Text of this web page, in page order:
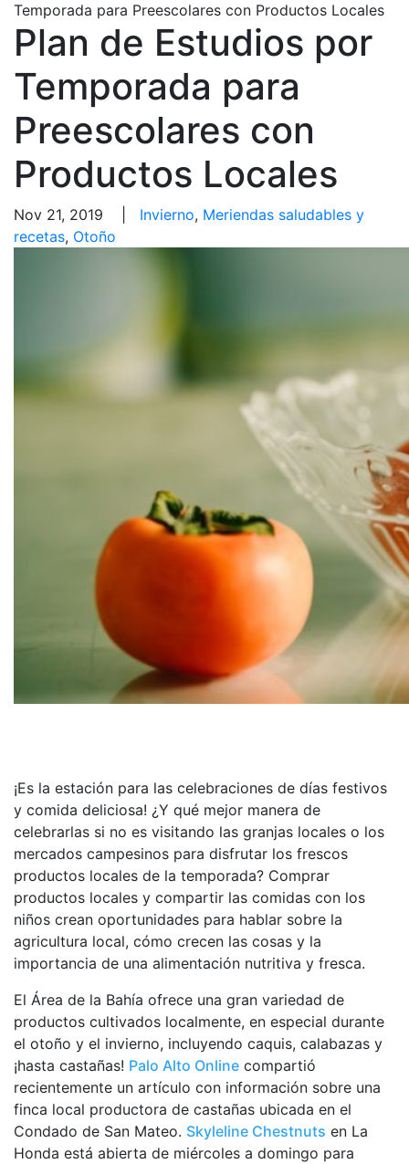
Temporada para Preescolares con Productos Locales
Plan de Estudios por
Temporada para
Preescolares con
Productos Locales
Nov 21, 2019 | Invierno, Meriendas saludables y
recetas, Otoño
¡Es la estación para las celebraciones de días festivos
y comida deliciosa! ¿Y qué mejor manera de
celebrarlas si no es visitando las granjas locales o los
mercados campesinos para disfrutar los frescos
productos locales de la temporada? Comprar
productos locales y compartir las comidas con los
niños crean oportunidades para hablar sobre la
agricultura local, cómo crecen las cosas y la
importancia de una alimentación nutritiva y fresca.
El Área de la Bahía ofrece una gran variedad de
productos cultivados localmente, en especial durante
el otoño y el invierno, incluyendo caquis, calabazas y
¡hasta castañas! Palo Alto Online compartió
recientemente un artículo con información sobre una
finca local productora de castañas ubicada en el
Condado de San Mateo. Skyleline Chestnuts en La
Honda está abierta de miércoles a domingo para